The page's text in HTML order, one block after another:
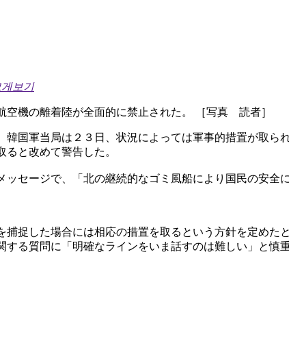
보기
空機の離着陸が全面的に禁止された。 ［写真 読者］
国軍当局は２３日、状況によっては軍事的措置が取ら
と改めて警告した。
セージで、「北の継続的なゴミ風船により国民の安全
捉した場合には相応の措置を取るという方針を定めた
る質問に「明確なラインをいま話すのは難しい」と慎